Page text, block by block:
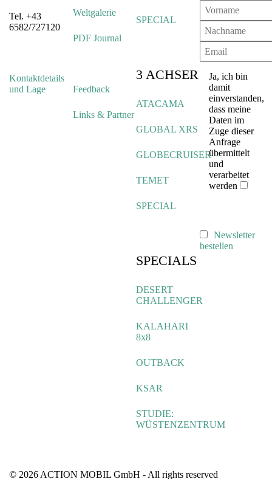
Tel. +43
6582/727120
Kontaktdetails
und Lage
Weltgalerie
PDF Journal
Feedback
Links & Partner
SPECIAL
3 ACHSER
ATACAMA
GLOBAL XRS
GLOBECRUISER
TEMET
SPECIAL
SPECIALS
DESERT
CHALLENGER
KALAHARI
8x8
OUTBACK
KSAR
STUDIE:
WÜSTENZENTRUM
Ja, ich bin
damit
einverstanden,
dass meine
Daten im
Zuge dieser
Anfrage
übermittelt
und
verarbeitet
werden
Newsletter
bestellen
© 2026 ACTION MOBIL GmbH - All rights reserved